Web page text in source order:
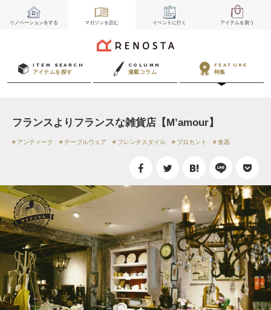
リノベーションをする マガジンを読む イベント に行く アイテムを買う
ITEM SEARCH
アイテムを探す
COLUMN
連載コラム
FEATURE
特集
フランスよりフランスな雑貨店【M’amour】
アンティーク テーブルウェア フレンチスタイル ブロカント 食器